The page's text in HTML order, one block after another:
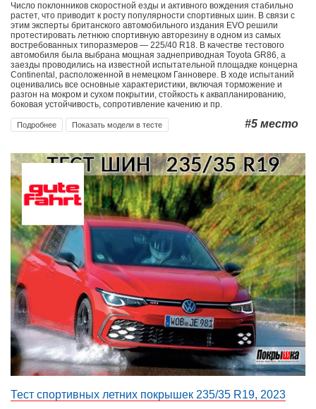
Число поклонников скоростной езды и активного вождения стабильно
растет, что приводит к росту популярности спортивных шин. В связи с
этим эксперты британского автомобильного издания EVO решили
протестировать летнюю спортивную авторезину в одном из самых
востребованных типоразмеров — 225/40 R18. В качестве тестового
автомобиля была выбрана мощная заднеприводная Toyota GR86, а
заезды проводились на известной испытательной площадке концерна
Continental, расположенной в немецком Ганновере. В ходе испытаний
оценивались все основные характеристики, включая торможение и
разгон на мокром и сухом покрытии, стойкость к аквапланированию,
боковая устойчивость, сопротивление качению и пр.
Подробнее Показать модели в тесте #5 место
Тест спортивных летних покрышек 235/35 R19, 2023